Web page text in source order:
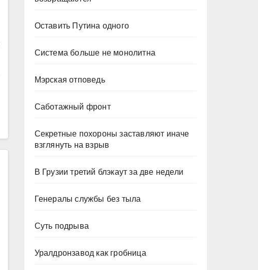
Оставить Путина одного
Система больше не монолитна
Мэрская отповедь
Саботажный фронт
Секретные похороны заставляют иначе
взглянуть на взрыв
В Грузии третий блэкаут за две недели
Генералы службы без тыла
Суть подрыва
Уралдронзавод как гробница